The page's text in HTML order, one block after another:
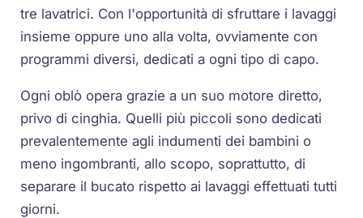
tre lavatrici. Con l'opportunità di sfruttare i lavaggi
insieme oppure uno alla volta, ovviamente con
programmi diversi, dedicati a ogni tipo di capo.
Ogni oblò opera grazie a un suo motore diretto,
privo di cinghia. Quelli più piccoli sono dedicati
prevalentemente agli indumenti dei bambini o
meno ingombranti, allo scopo, soprattutto, di
separare il bucato rispetto ai lavaggi effettuati tutti
giorni.